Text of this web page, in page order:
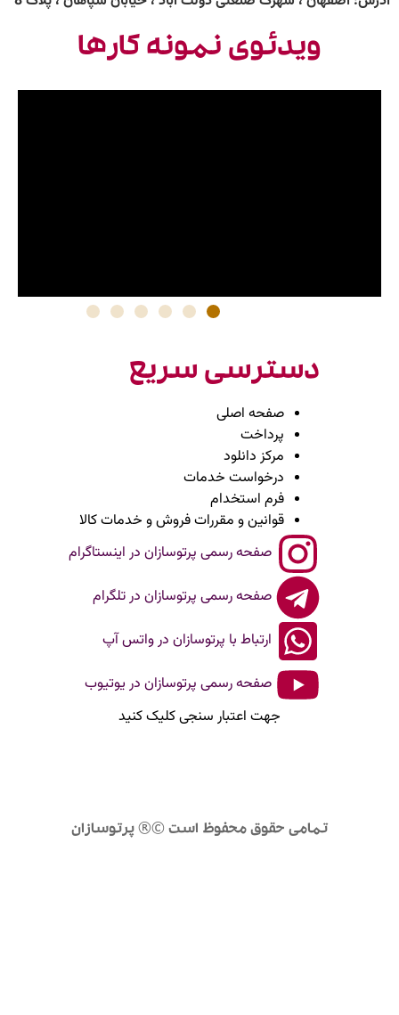
ویدئوی نمونه کارها
دسترسی سریع
صفحه اصلی
پرداخت
مرکز دانلود
درخواست خدمات
فرم استخدام
قوانین و مقررات فروش و خدمات کالا
صفحه رسمی پرتوسازان در اینستاگرام
صفحه رسمی پرتوسازان در تلگرام
ارتباط با پرتوسازان در واتس آپ
صفحه رسمی پرتوسازان در یوتیوب
جهت اعتبار سنجی کلیک کنید
تمامی حقوق محفوظ است ©® پرتوسازان